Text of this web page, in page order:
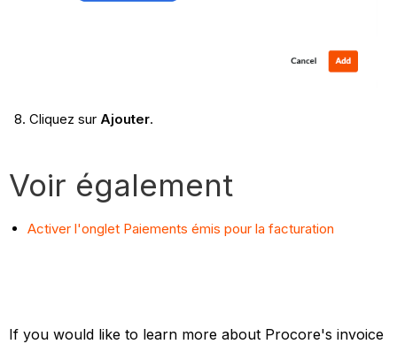
Cliquez sur Ajouter.
Voir également
Activer l'onglet Paiements émis pour la facturation
If you would like to learn more about Procore's invoice